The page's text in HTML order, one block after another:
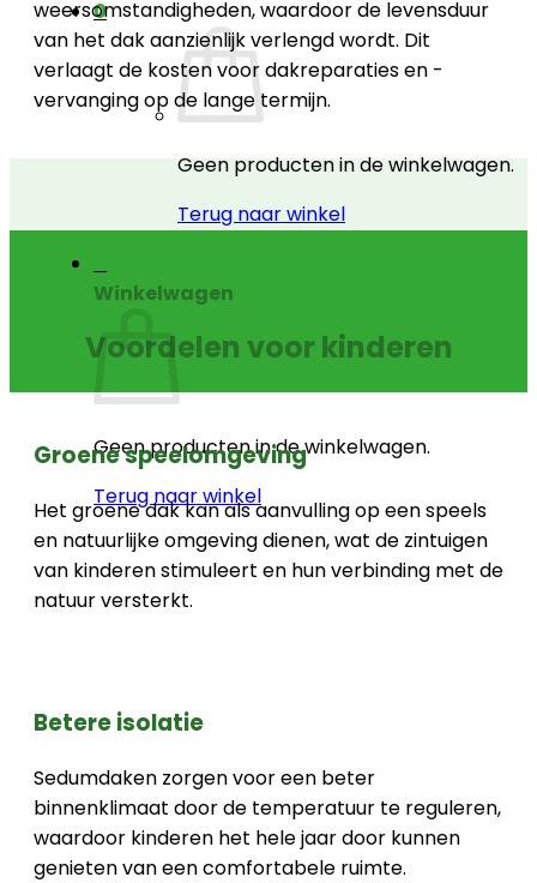
0
Geen producten in de winkelwagen.
Terug naar winkel
Winkelwagen
Geen producten in de winkelwagen.
Terug naar winkel
weersomstandigheden, waardoor de levensduur
van het dak aanzienlijk verlengd wordt. Dit
verlaagt de kosten voor dakreparaties en -
vervanging op de lange termijn.
Voordelen voor kinderen
Groene speelomgeving
Het groene dak kan als aanvulling op een speels
en natuurlijke omgeving dienen, wat de zintuigen
van kinderen stimuleert en hun verbinding met de
natuur versterkt.
Betere isolatie
Sedumdaken zorgen voor een beter
binnenklimaat door de temperatuur te reguleren,
waardoor kinderen het hele jaar door kunnen
genieten van een comfortabele ruimte.